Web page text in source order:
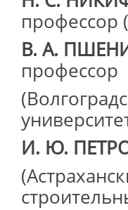
В. А.
профессор
И. Ю.